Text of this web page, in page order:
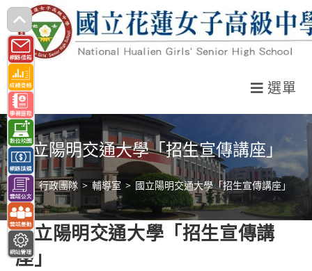
跳
轉
至
主
要
內
容
選單
國立陽明交通大學「招生宣傳講座」
> 行政團隊 > 輔導室 > 國立陽明交通大學「招生宣傳講座」
國立陽明交通大學「招生宣傳講
座」